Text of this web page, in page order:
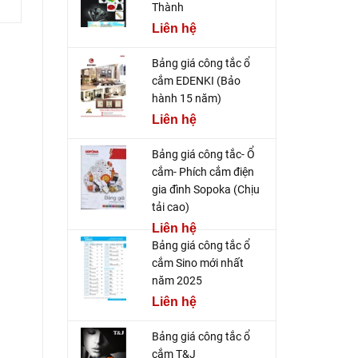
Thành
Liên hệ
Bảng giá công tắc ổ
cắm EDENKI (Bảo
hành 15 năm)
Liên hệ
Bảng giá công tắc- Ổ
cắm- Phích cắm điện
gia đình Sopoka (Chịu
tải cao)
Liên hệ
Bảng giá công tắc ổ
cắm Sino mới nhất
năm 2025
Liên hệ
Bảng giá công tắc ổ
cắm T&J